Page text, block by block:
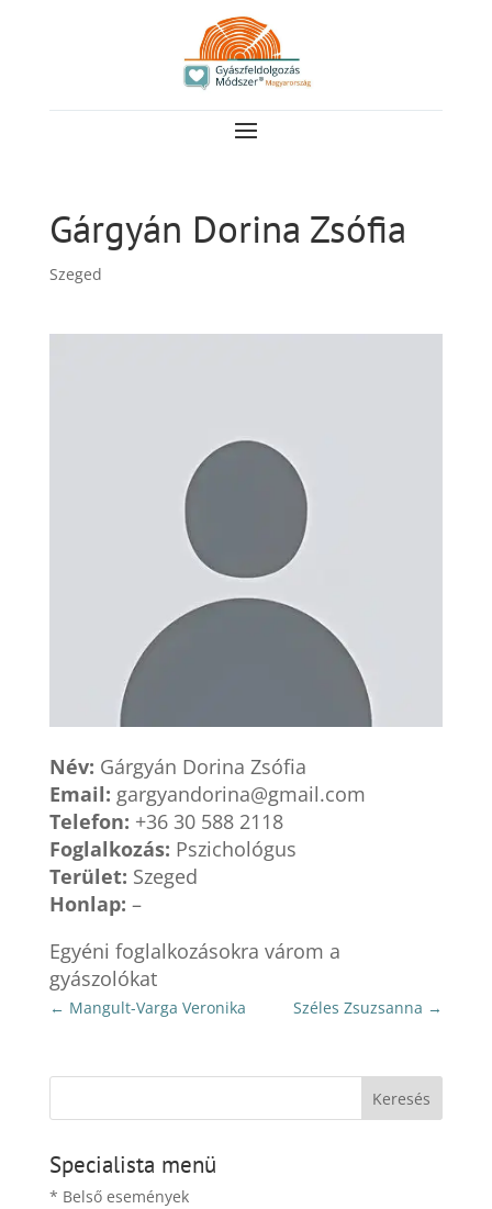
Gárgyán Dorina Zsófia
Szeged
Név: Gárgyán Dorina Zsófia
Email: gargyandorina@gmail.com
Telefon: +36 30 588 2118
Foglalkozás: Pszichológus
Terület: Szeged
Honlap: –
Egyéni foglalkozásokra várom a
gyászolókat
← Mangult-Varga Veronika Széles Zsuzsanna →
Specialista menü
* Belső események